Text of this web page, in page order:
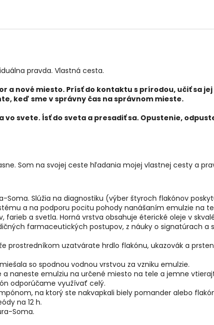
pravda. Vlastná cesta.
a nové miesto. Prísť do kontaktu s prírodou, učiť sa
keď sme v správny čas na správnom mieste.
svete. Ísť do sveta a presadiť sa. Opustenie,
Som na svojej ceste hľadania mojej vlastnej cesty a
Slúžia na diagnostiku (výber štyroch flakónov
a na podporu pocitu pohody nanášaním emulzie na
a svetla. Horná vrstva obsahuje éterické oleje v
farmaceutických postupov, z náuky o signatúrach a
uzatvárate hrdlo flakónu, ukazovák a
so spodnou vodnou vrstvou za vzniku emulzie.
naneste emulziu na určené miesto na tele a jemne
odporúčame využívať celý.
na ktorý ste nakvapkali biely pomander alebo
na 12 h.
Soma.